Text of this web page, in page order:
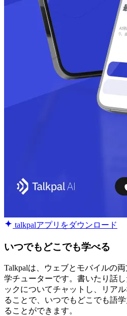
talkpalアプリをダウンロード
いつでもどこでも学べる
Talkpalは、ウェブとモバイルの
学チューターです。書いたり話
ックについてチャットし、リア
ることで、いつでもどこでも語
ることができます。